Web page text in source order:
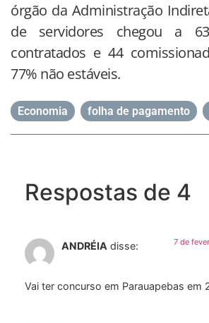
órgão da Administração
de servidores chegou a
contratados e 44
77% não estáveis.
Economia folha de pagamento
Respostas de 4
ANDRÉIA disse: 7 de
Vai ter concurso em Parauapebas em